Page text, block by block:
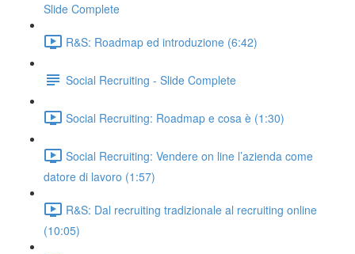
Slide Complete
R&S: Roadmap ed introduzione (6:42)
Social Recruiting - Slide Complete
Social Recruiting: Roadmap e cosa è (1:30)
Social Recruiting: Vendere on line l’azienda come
datore di lavoro (1:57)
R&S: Dal recruiting tradizionale al recruiting online
(10:05)